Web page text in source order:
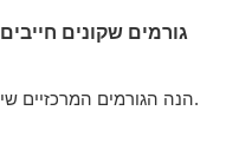
הנה הגורמים המרכזיים שיש לקחת בחשבון בבחירת היצרן הנכון.